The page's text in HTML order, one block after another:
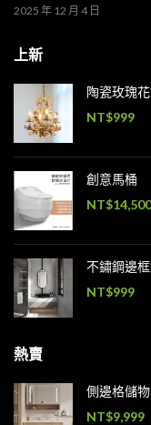
2025 年 12 月 4 日
上新
陶瓷玫瑰
NT$999
創意馬桶
NT$14,500
不鏽鋼邊
NT$999
熱賣
側邊格儲
NT$9,999